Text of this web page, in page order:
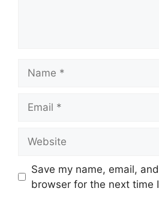
Save my name, email,
browser for the next time